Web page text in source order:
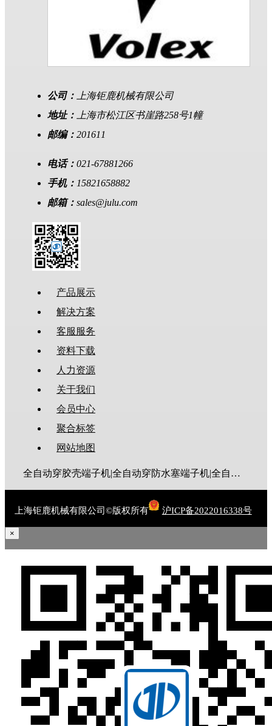
公司：
上海钜鹿机械有限公司
地址：
上海市松江区书崖路258号1幢
邮编： 201611
电话： 021-67881266
手机： 15821658882
邮箱： sales@julu.com
产品展示
解决方案
客服服务
资料下载
人力资源
关于我们
会员中心
聚合标签
网站地图
全自动穿胶壳端子机|全自动穿防水塞端子机|全自动穿热缩管端子机|全自动穿护套端子机|全自动穿号码管端子机|全自动端子机|全自动穿防水栓端子机|端子压着机|端子压接机|静音端子机|多芯线端子机|护套线端子机|全自动排线端子机|新能源大平方压接机|电脑剥线机|自动剥线机|裁线机|剥线机
上海钜鹿机械有限公司©版权所有 沪ICP备2022016338号
×